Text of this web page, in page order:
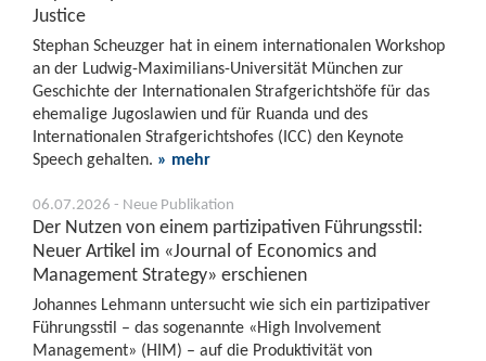
Justice
Stephan Scheuzger hat in einem internationalen Workshop
an der Ludwig-Maximilians-Universität München zur
Geschichte der Internationalen Strafgerichtshöfe für das
ehemalige Jugoslawien und für Ruanda und des
Internationalen Strafgerichtshofes (ICC) den Keynote
Speech gehalten. » mehr
06.07.2026 - Neue Publikation
Der Nutzen von einem partizipativen Führungsstil:
Neuer Artikel im «Journal of Economics and
Management Strategy» erschienen
Johannes Lehmann untersucht wie sich ein partizipativer
Führungsstil – das sogenannte «High Involvement
Management» (HIM) – auf die Produktivität von